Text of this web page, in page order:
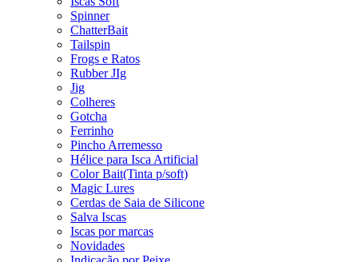
Spinner
ChatterBait
Tailspin
Frogs e Ratos
Rubber JIg
Jig
Colheres
Gotcha
Ferrinho
Pincho Arremesso
Hélice para Isca Artificial
Color Bait(Tinta p/soft)
Magic Lures
Cerdas de Saia de Silicone
Salva Iscas
Iscas por marcas
Novidades